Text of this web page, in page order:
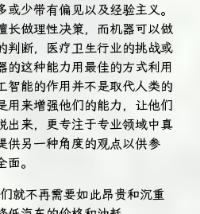
少带有偏见以及经验主义。
长做理性决策，而机器可以做
判断，医疗卫生行业的挑战或
的这种能力用最佳的方式利用
智能的作用并不是取代人类的
用来增强他们的能力，让他们
出来，更专注于专业领域中真
供另一种角度的观点以供参
。
就不再需要如此昂贵和沉重